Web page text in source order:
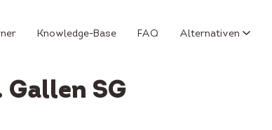
Knowledge-Base FAQ Alternativen
SG